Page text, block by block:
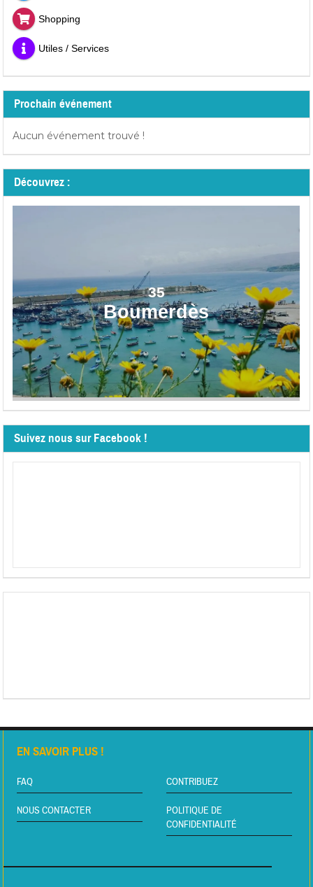
Shopping
Utiles / Services
Prochain événement
Aucun événement trouvé !
Découvrez :
35
Boumerdès
Suivez nous sur Facebook !
EN SAVOIR PLUS !
FAQ CONTRIBUEZ
NOUS CONTACTER
POLITIQUE DE
CONFIDENTIALITÉ